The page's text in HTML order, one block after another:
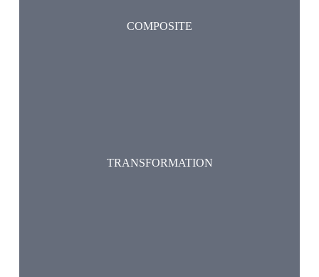
COMPOSITE
TRANSFORMATION